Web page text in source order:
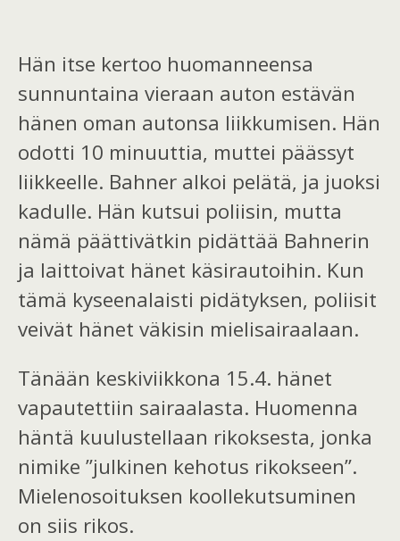
Hän itse kertoo huomanneensa
sunnuntaina vieraan auton estävän
hänen oman autonsa liikkumisen. Hän
odotti 10 minuuttia, muttei päässyt
liikkeelle. Bahner alkoi pelätä, ja juoksi
kadulle. Hän kutsui poliisin, mutta
nämä päättivätkin pidättää Bahnerin
ja laittoivat hänet käsirautoihin. Kun
tämä kyseenalaisti pidätyksen, poliisit
veivät hänet väkisin mielisairaalaan.
Tänään keskiviikkona 15.4. hänet
vapautettiin sairaalasta. Huomenna
häntä kuulustellaan rikoksesta, jonka
nimike ”julkinen kehotus rikokseen”.
Mielenosoituksen koollekutsuminen
on siis rikos.